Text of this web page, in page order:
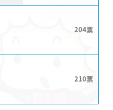
204
210